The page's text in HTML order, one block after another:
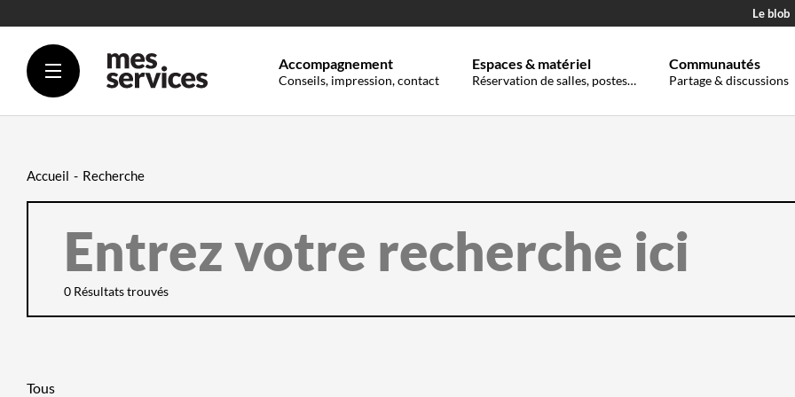
Le blob
Accompagnement
Conseils, impression, contact
Espaces & matériel
Réservation de salles, postes…
Communautés
Partage & discussions
Accueil Recherche
VOTRE
RECHERCHE
ICI
0 Résultats trouvés
FILTREZ
SUR
QUEL
CONTENU
SE
Tous